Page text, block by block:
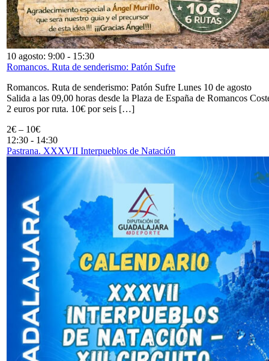
10 agosto: 9:00 - 15:30
Romancos. Ruta de senderismo: Patón Sufre
Romancos. Ruta de senderismo: Patón Sufre Lunes 10 de agosto
Salida a las 09,00 horas desde la Plaza de España de Romancos
2 euros por ruta. 10€ por seis […]
2€ – 10€
12:30 - 14:30
Pastrana. XXXVII Interpueblos de Natación